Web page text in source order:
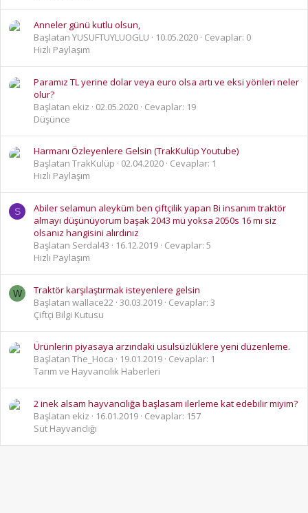
Anneler günü kutlu olsun,
Başlatan YUSUFTUYLUOGLU
10.05.2020 Cevaplar: 0
Hızlı Paylaşım
Paramız TL yerine dolar veya euro olsa artı ve eksi yönleri neler
olur?
Başlatan ekiz
02.05.2020 Cevaplar: 19
Düşünce
Harmanı Özleyenlere Gelsin (TrakKulüp Youtube)
Başlatan TrakKulüp
02.04.2020 Cevaplar: 1
Hızlı Paylaşım
S
Abiler selamun aleyküm ben çiftçilik yapan Bi insanım traktör
almayı düşünüyorum başak 2043 mü yoksa 2050s 16 mı siz
olsanız hangisini alırdınız
Başlatan Serdal43
16.12.2019 Cevaplar: 5
Hızlı Paylaşım
W
Traktör karşılaştırmak isteyenlere gelsin
Başlatan wallace22 30.03.2019 Cevaplar: 3
Çiftçi Bilgi Kutusu
Ürünlerin piyasaya arzındaki usulsüzlüklere yeni düzenleme.
Başlatan The_Hoca
19.01.2019 Cevaplar: 1
Tarım ve Hayvancılık Haberleri
2 inek alsam hayvancılığa başlasam ilerleme kat edebilir miyim?
Başlatan ekiz
16.01.2019 Cevaplar: 157
Süt Hayvanclığı